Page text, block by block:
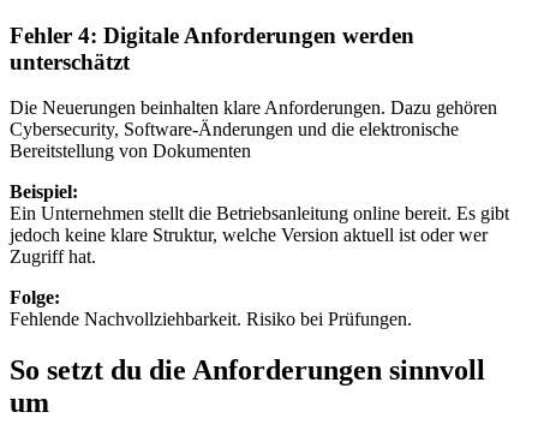
Fehler 4: Digitale Anforderungen werden
unterschätzt
Die Neuerungen beinhalten klare Anforderungen. Dazu gehören
Cybersecurity, Software-Änderungen und die elektronische
Bereitstellung von Dokumenten
Beispiel:
Ein Unternehmen stellt die Betriebsanleitung online bereit. Es gibt
jedoch keine klare Struktur, welche Version aktuell ist oder wer
Zugriff hat.
Folge:
Fehlende Nachvollziehbarkeit. Risiko bei Prüfungen.
So setzt du die Anforderungen sinnvoll
um